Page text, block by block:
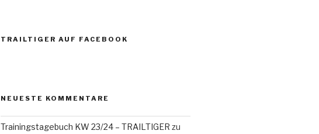
TRAILTIGER AUF FACEBOOK
NEUESTE KOMMENTARE
Trainingstagebuch KW 23/24 – TRAILTIGER zu